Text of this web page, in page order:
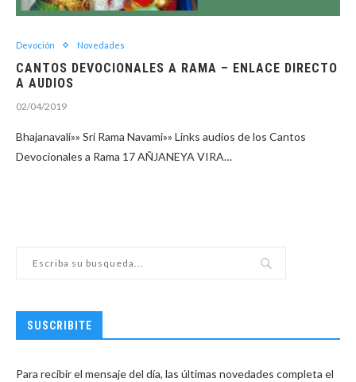
Devoción Novedades
CANTOS DEVOCIONALES A RAMA – ENLACE DIRECTO
A AUDIOS
02/04/2019
Bhajanavali»» Sri Rama Navami»» Links audios de los Cantos
Devocionales a Rama 17 AÑJANEYA VIRA…
SUSCRIBITE
Para recibir el mensaje del día, las últimas novedades completa el